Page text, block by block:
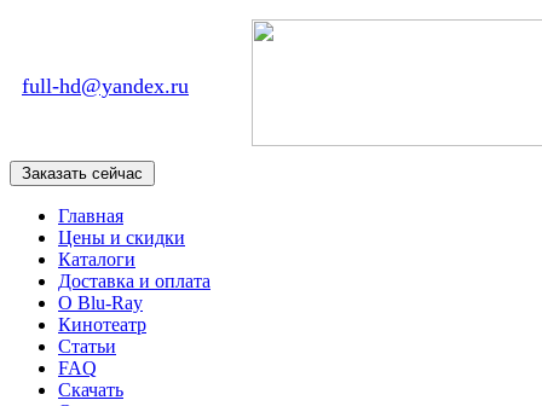
full-hd@yandex.ru
Главная
Цены и скидки
Каталоги
Доставка и оплата
О Blu-Ray
Кинотеатр
Статьи
FAQ
Скачать